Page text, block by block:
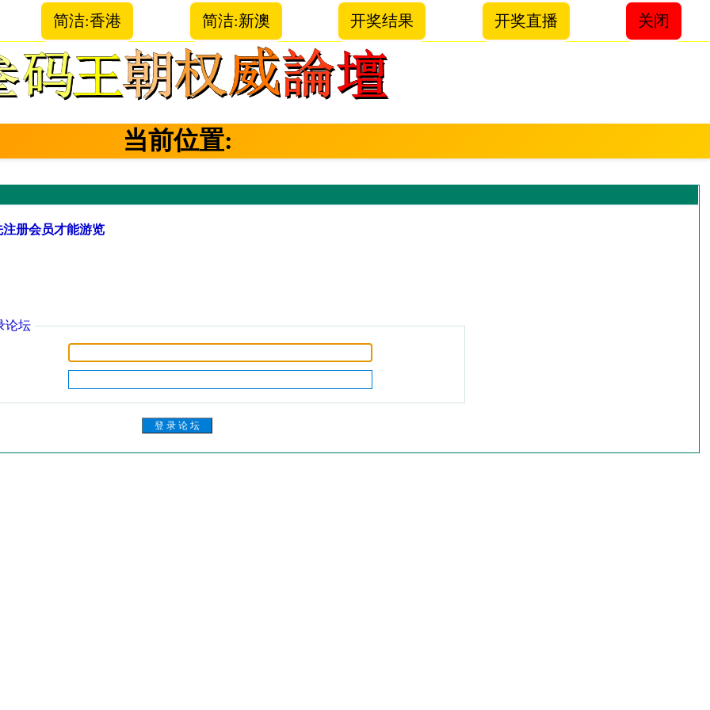
简洁:香港 简洁:新澳 开奖结果 开奖直播 关闭
当前位置:
册会员才能游览
论坛